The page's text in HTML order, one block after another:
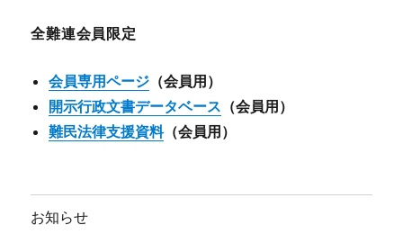
ブ
全難連会員限定
会員専用ページ （会員用）
開示行政文書データベース （会員用）
難民法律支援資料（会員用）
お知らせ